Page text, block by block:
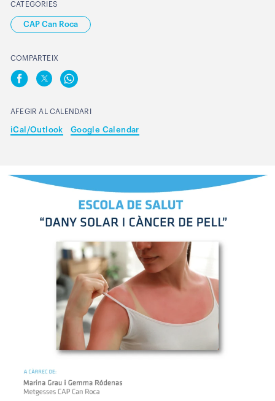
CATEGORIES
CAP Can Roca
COMPARTEIX
AFEGIR AL CALENDARI
iCal/Outlook Google Calendar